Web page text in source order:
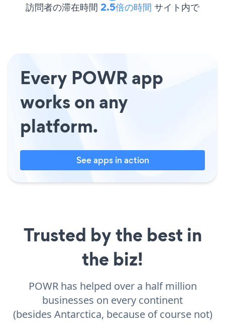
訪問者の滞在時間 2.5倍の時間 サイト内で
Every POWR app
works on any
platform.
See apps in action
Trusted by the best in
the biz!
POWR has helped over a half million
businesses on every continent
(besides Antarctica, because of course not)